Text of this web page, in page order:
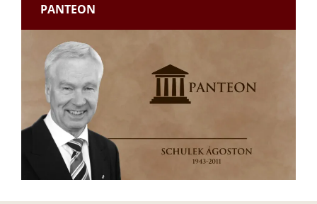
PANTEON